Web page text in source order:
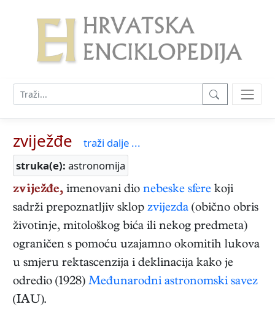
zviježđe
traži dalje ...
struka(e): astronomija
zviježđe, imenovani dio nebeske sfere koji
sadrži prepoznatljiv sklop zvijezda (obično obris
životinje, mitološkog bića ili nekog predmeta)
ograničen s pomoću uzajamno okomitih lukova
u smjeru rektascenzija i deklinacija kako je
odredio (1928) Međunarodni astronomski savez
(IAU).